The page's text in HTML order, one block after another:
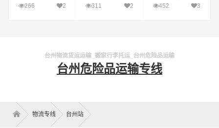
运输(安全高
266 2
附近物流公司
311 2
多少钱，几天
452 3
台州物流货运运输_搬家行李托运_台州危险品运输
台州危险品运输专线
物流专线 台州站